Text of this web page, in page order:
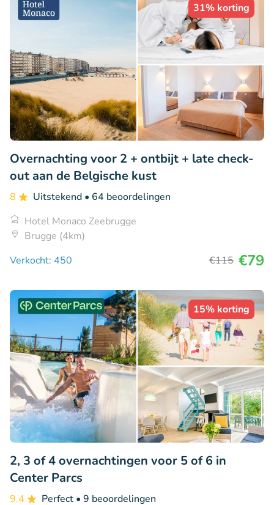
31% korting
Overnachting voor 2 + ontbijt + late check-
out aan de Belgische kust
8 Uitstekend • 64 beoordelingen
Hotel Monaco Zeebrugge
Brugge (4km)
Verkocht: 450
€115 €79
15% korting
2, 3 of 4 overnachtingen voor 5 of 6 in
Center Parcs
9.4 Perfect • 9 beoordelingen